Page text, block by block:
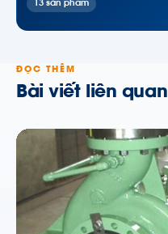
13 sản phẩm
ĐỌC THÊM
Bài viết liên quan